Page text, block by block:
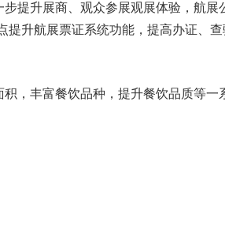
升展商、观众参展观展体验，航展
升航展票证系统功能，提高办证、
丰富餐饮品种，提升餐饮品质等一